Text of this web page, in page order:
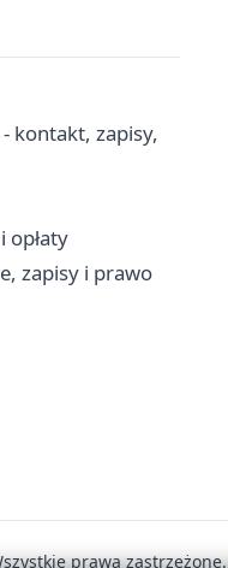
kontakt, zapisy,
opłaty
zapisy i prawo
prawa zastrzeżone.